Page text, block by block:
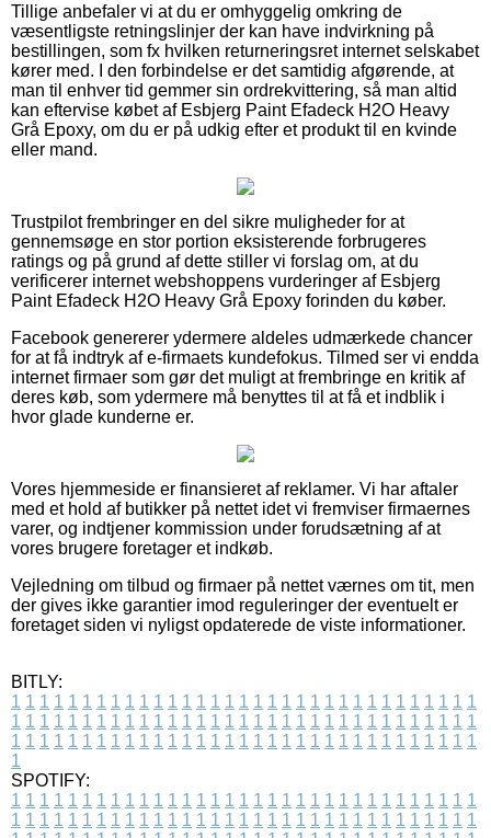
Tillige anbefaler vi at du er omhyggelig omkring de
væsentligste retningslinjer der kan have indvirkning på
bestillingen, som fx hvilken returneringsret internet selskabet
kører med. I den forbindelse er det samtidig afgørende, at
man til enhver tid gemmer sin ordrekvittering, så man altid
kan eftervise købet af Esbjerg Paint Efadeck H2O Heavy
Grå Epoxy, om du er på udkig efter et produkt til en kvinde
eller mand.
Trustpilot frembringer en del sikre muligheder for at
gennemsøge en stor portion eksisterende forbrugeres
ratings og på grund af dette stiller vi forslag om, at du
verificerer internet webshoppens vurderinger af Esbjerg
Paint Efadeck H2O Heavy Grå Epoxy forinden du køber.
Facebook genererer ydermere aldeles udmærkede chancer
for at få indtryk af e-firmaets kundefokus. Tilmed ser vi endda
internet firmaer som gør det muligt at frembringe en kritik af
deres køb, som ydermere må benyttes til at få et indblik i
hvor glade kunderne er.
Vores hjemmeside er finansieret af reklamer. Vi har aftaler
med et hold af butikker på nettet idet vi fremviser firmaernes
varer, og indtjener kommission under forudsætning af at
vores brugere foretager et indkøb.
Vejledning om tilbud og firmaer på nettet værnes om tit, men
der gives ikke garantier imod reguleringer der eventuelt er
foretaget siden vi nyligst opdaterede de viste informationer.
BITLY:
1 1 1 1 1 1 1 1 1 1 1 1 1 1 1 1 1 1 1 1 1 1 1 1 1 1 1 1 1 1 1 1 1
1 1 1 1 1 1 1 1 1 1 1 1 1 1 1 1 1 1 1 1 1 1 1 1 1 1 1 1 1 1 1 1 1
1 1 1 1 1 1 1 1 1 1 1 1 1 1 1 1 1 1 1 1 1 1 1 1 1 1 1 1 1 1 1 1 1
1
SPOTIFY:
1 1 1 1 1 1 1 1 1 1 1 1 1 1 1 1 1 1 1 1 1 1 1 1 1 1 1 1 1 1 1 1 1
1 1 1 1 1 1 1 1 1 1 1 1 1 1 1 1 1 1 1 1 1 1 1 1 1 1 1 1 1 1 1 1 1